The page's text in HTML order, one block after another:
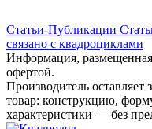
Статьи-Публикации
связано с квадроциклами
Информация, размещенная
офертой.
Производитель оставляет
товар: конструкцию,
характеристики — без